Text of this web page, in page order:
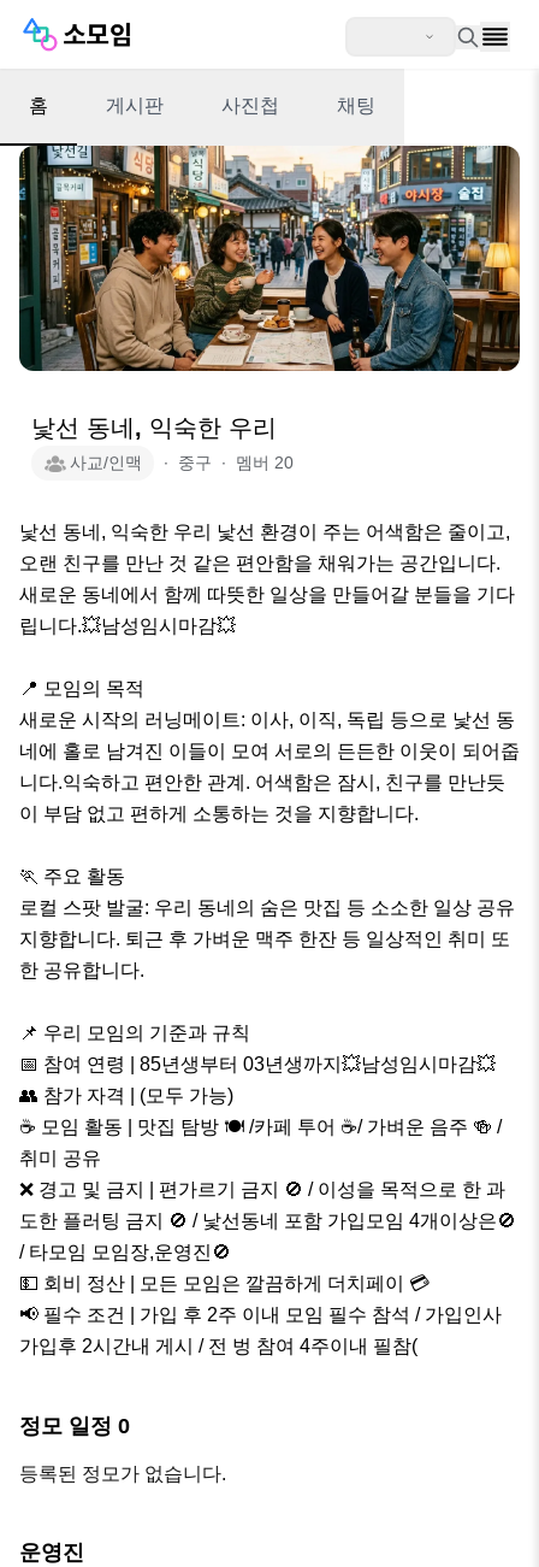
홈 게시판 사진첩 채팅
낯선 동네, 익숙한 우리
사교/인맥 ∙ 중구 ∙ 멤버 20
낯선 동네, 익숙한 우리 낯선 환경이 주는 어색함은 줄이고,
오랜 친구를 만난 것 같은 편안함을 채워가는 공간입니다.
새로운 동네에서 함께 따뜻한 일상을 만들어갈 분들을 기다
립니다.💥남성임시마감💥
📍 모임의 목적
새로운 시작의 러닝메이트: 이사, 이직, 독립 등으로 낯선 동
네에 홀로 남겨진 이들이 모여 서로의 든든한 이웃이 되어줍
니다.익숙하고 편안한 관계. 어색함은 잠시, 친구를 만난듯
이 부담 없고 편하게 소통하는 것을 지향합니다.
🏃 주요 활동
로컬 스팟 발굴: 우리 동네의 숨은 맛집 등 소소한 일상 공유
지향합니다. 퇴근 후 가벼운 맥주 한잔 등 일상적인 취미 또
한 공유합니다.
📌 우리 모임의 기준과 규칙
📅 참여 연령 | 85년생부터 03년생까지💥남성임시마감💥
👥 참가 자격 | (모두 가능)
☕ 모임 활동 | 맛집 탐방 🍽 /카페 투어 ☕/ 가벼운 음주 🍻 /
취미 공유
❌ 경고 및 금지 | 편가르기 금지 🚫 / 이성을 목적으로 한 과
도한 플러팅 금지 🚫 / 낯선동네 포함 가입모임 4개이상은🚫
/ 타모임 모임장,운영진🚫
💵 회비 정산 | 모든 모임은 깔끔하게 더치페이 💳
📢 필수 조건 | 가입 후 2주 이내 모임 필수 참석 / 가입인사
가입후 2시간내 게시 / 전 벙 참여 4주이내 필참(
정모 일정 0
등록된 정모가 없습니다.
운영진